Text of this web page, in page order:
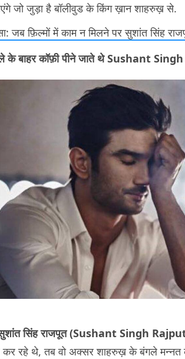
जो जुड़ा है बॉलीवुड के किंग ख़ान शाहरुख़ से.
जब फ़िल्मों में काम न मिलने पर सुशांत सिंह
के बाहर कॉफ़ी पीने जाते थे Sushant
सिंह राजपूत (Sushant Singh
रहे थे, तब वो अक्सर शाहरुख़ के बंगले मन्नत